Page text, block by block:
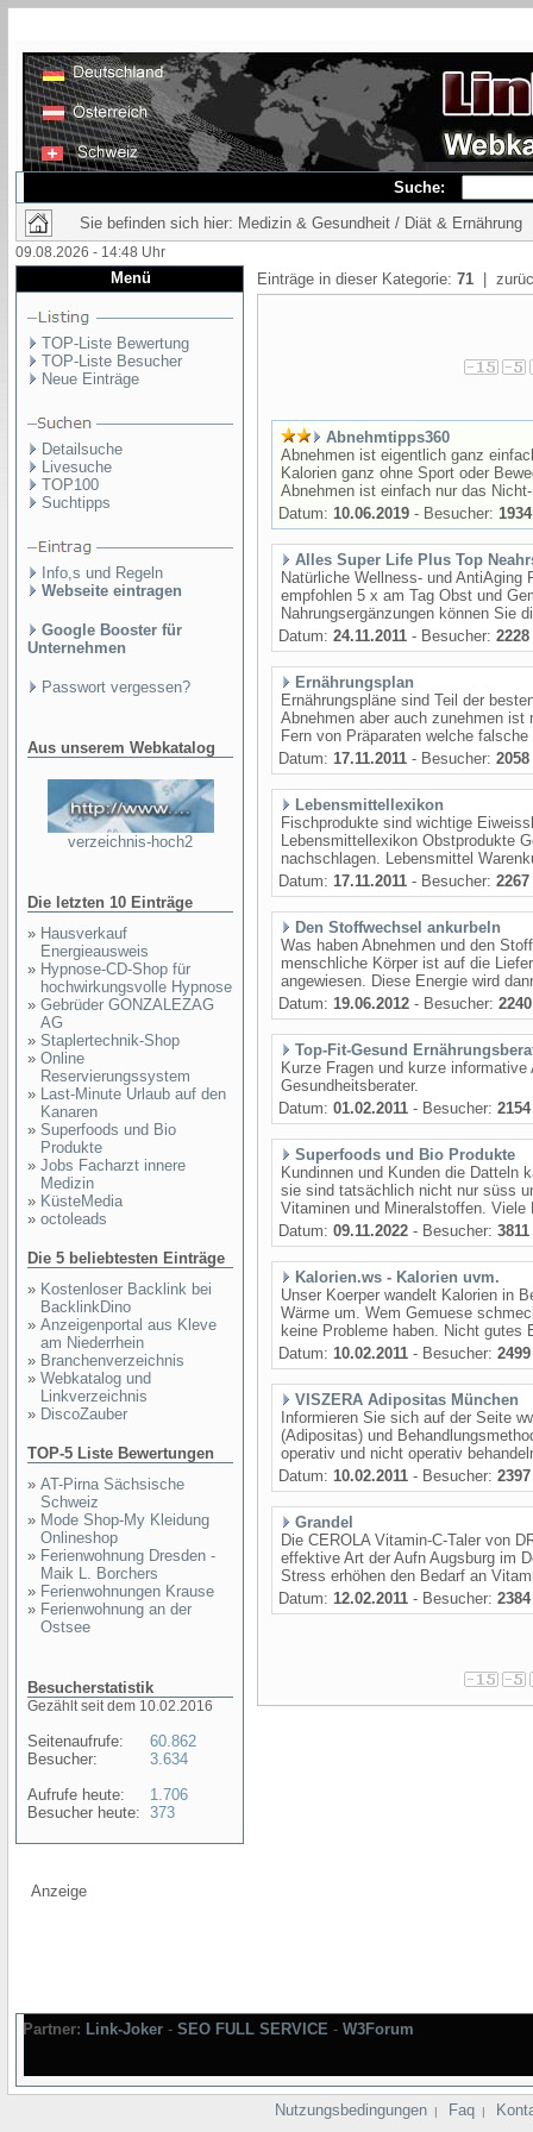
Suche:
Sie befinden sich hier: Medizin & Gesundheit / Diät & Ernährung
09.08.2026 - 14:48 Uhr
Menü
TOP-Liste Bewertung
TOP-Liste Besucher
Neue Einträge
Detailsuche
Livesuche
TOP100
Suchtipps
Info,s und Regeln
Webseite eintragen
Google Booster für
Unternehmen
Passwort vergessen?
Aus unserem Webkatalog
verzeichnis-hoch2
Die letzten 10 Einträge
» Hausverkauf
Energieausweis
» Hypnose-CD-Shop für
hochwirkungsvolle Hypnose
» Gebrüder GONZALEZAG
AG
» Staplertechnik-Shop
» Online
Reservierungssystem
» Last-Minute Urlaub auf den
Kanaren
» Superfoods und Bio
Produkte
» Jobs Facharzt innere
Medizin
» KüsteMedia
» octoleads
Die 5 beliebtesten Einträge
» Kostenloser Backlink bei
BacklinkDino
» Anzeigenportal aus Kleve
am Niederrhein
» Branchenverzeichnis
» Webkatalog und
Linkverzeichnis
» DiscoZauber
TOP-5 Liste Bewertungen
» AT-Pirna Sächsische
Schweiz
» Mode Shop-My Kleidung
Onlineshop
» Ferienwohnung Dresden -
Maik L. Borchers
» Ferienwohnungen Krause
» Ferienwohnung an der
Ostsee
Besucherstatistik
Gezählt seit dem 10.02.2016
Seitenaufrufe:
Besucher:
Aufrufe heute:
Besucher heute:
60.862
3.634
1.706
373
Einträge in dieser Kategorie: 71 |
Abnehmtipps360
Abnehmen ist eigentlich ganz
Kalorien ganz ohne Sport oder
Abnehmen ist einfach nur das
Datum: 10.06.2019 - Besucher: 1934
Alles Super Life Plus Top
Natürliche Wellness- und
empfohlen 5 x am Tag Obst und
Nahrungsergänzungen können Sie
Datum: 24.11.2011 - Besucher: 2228
Ernährungsplan
Ernährungspläne sind Teil der
Abnehmen aber auch zunehmen ist
Fern von Präparaten welche
Datum: 17.11.2011 - Besucher: 2058
Lebensmittellexikon
Fischprodukte sind wichtige
Lebensmittellexikon Obstprodukte
nachschlagen. Lebensmittel
Datum: 17.11.2011 - Besucher: 2267
Den Stoffwechsel ankurbeln
Was haben Abnehmen und den
menschliche Körper ist auf die
angewiesen. Diese Energie wird
Datum: 19.06.2012 - Besucher: 2240
Top-Fit-Gesund
Kurze Fragen und kurze
Gesundheitsberater.
Datum: 01.02.2011 - Besucher: 2154
Superfoods und Bio Produkte
Kundinnen und Kunden die Datteln
sie sind tatsächlich nicht nur süss
Vitaminen und Mineralstoffen. Viele
Datum: 09.11.2022 - Besucher: 3811
Kalorien.ws - Kalorien uvm.
Unser Koerper wandelt Kalorien in
Wärme um. Wem Gemuese
keine Probleme haben. Nicht
Datum: 10.02.2011 - Besucher: 2499
VISZERA Adipositas München
Informieren Sie sich auf der Seite
(Adipositas) und
operativ und nicht operativ
Datum: 10.02.2011 - Besucher: 2397
Grandel
Die CEROLA Vitamin-C-Taler von
effektive Art der Aufn Augsburg im
Stress erhöhen den Bedarf an
Datum: 12.02.2011 - Besucher: 2384
Anzeige
Partner: Link-Joker - SEO FULL SERVICE - W3Forum
Nutzungsbedingungen | Faq |